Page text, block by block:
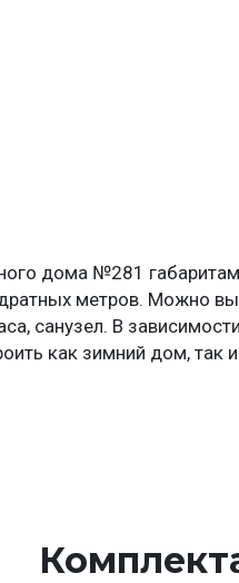
дома №281
метров. Можно
санузел. В
как зимний дом, так